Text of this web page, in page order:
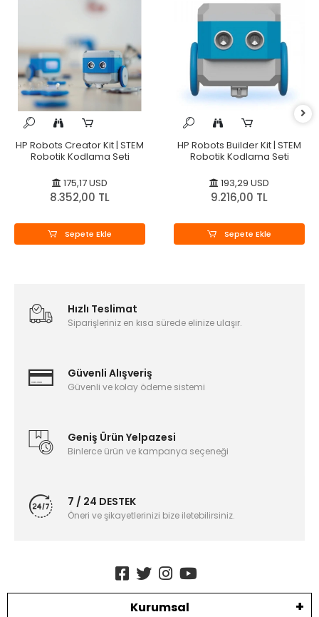
HP Robots Creator Kit | STEM
Robotik Kodlama Seti
175,17 USD
8.352,00 TL
Sepete Ekle
HP Robots Builder Kit | STEM
Robotik Kodlama Seti
193,29 USD
9.216,00 TL
Sepete Ekle
Hızlı Teslimat
Siparişleriniz en kısa sürede elinize ulaşır.
Güvenli Alışveriş
Güvenli ve kolay ödeme sistemi
Geniş Ürün Yelpazesi
Binlerce ürün ve kampanya seçeneği
7 / 24 DESTEK
Öneri ve şikayetlerinizi bize iletebilirsiniz.
Kurumsal